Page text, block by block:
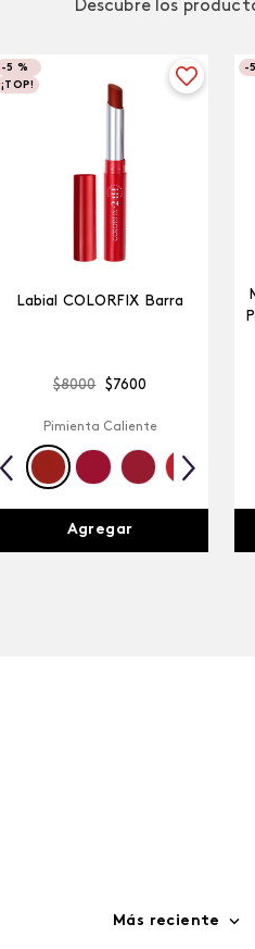
Descubre los
-5 %
¡TOP!
Labial COLORFIX Barra
$8000 $7600
Pimienta Caliente
Agregar
-
Más reciente